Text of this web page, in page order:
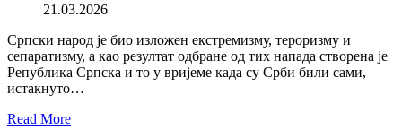
21.03.2026
Српски народ је био изложен екстремизму, тероризму и
сепаратизму, а као резултат одбране од тих напада створена је
Република Српска и то у вријеме када су Срби били сами,
истакнуто…
Read More